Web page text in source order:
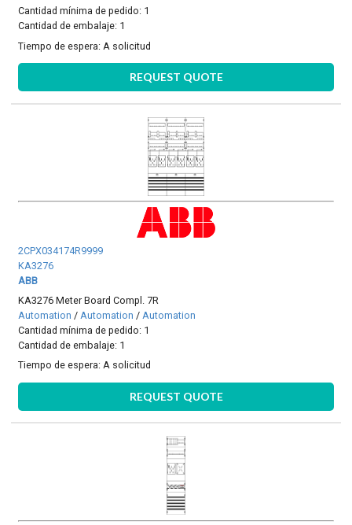
Cantidad mínima de pedido: 1
Cantidad de embalaje: 1
Tiempo de espera: A solicitud
REQUEST QUOTE
2CPX034174R9999
KA3276
ABB
KA3276 Meter Board Compl. 7R
Automation / Automation / Automation
Cantidad mínima de pedido: 1
Cantidad de embalaje: 1
Tiempo de espera:A solicitud
REQUEST QUOTE